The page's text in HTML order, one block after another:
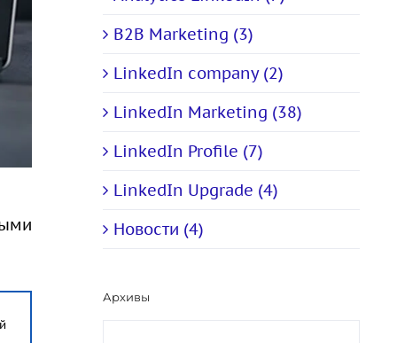
B2B Marketing (3)
LinkedIn company (2)
LinkedIn Marketing (38)
LinkedIn Profile (7)
LinkedIn Upgrade (4)
Новости (4)
Архивы